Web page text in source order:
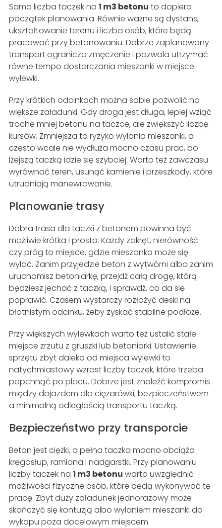
Sama liczba taczek na 1 m3 betonu to dopiero
początek planowania. Równie ważne są dystans,
ukształtowanie terenu i liczba osób, które będą
pracować przy betonowaniu. Dobrze zaplanowany
transport ogranicza zmęczenie i pozwala utrzymać
równe tempo dostarczania mieszanki w miejsce
wylewki.
Przy krótkich odcinkach można sobie pozwolić na
większe załadunki. Gdy droga jest długa, lepiej wziąć
trochę mniej betonu na taczce, ale zwiększyć liczbę
kursów. Zmniejsza to ryzyko wylania mieszanki, a
często wcale nie wydłuża mocno czasu prac, bo
lżejszą taczką idzie się szybciej. Warto też zawczasu
wyrównać teren, usunąć kamienie i przeszkody, które
utrudniają manewrowanie.
Planowanie trasy
Dobra trasa dla taczki z betonem powinna być
możliwie krótka i prosta. Każdy zakręt, nierówność
czy próg to miejsce, gdzie mieszanka może się
wylać. Zanim przyjedzie beton z wytwórni albo zanim
uruchomisz betoniarkę, przejdź całą drogę, którą
będziesz jechać z taczką, i sprawdź, co da się
poprawić. Czasem wystarczy rozłożyć deski na
błotnistym odcinku, żeby zyskać stabilne podłoże.
Przy większych wylewkach warto też ustalić stałe
miejsce zrzutu z gruszki lub betoniarki. Ustawienie
sprzętu zbyt daleko od miejsca wylewki to
natychmiastowy wzrost liczby taczek, które trzeba
popchnąć po placu. Dobrze jest znaleźć kompromis
między dojazdem dla ciężarówki, bezpieczeństwem
a minimalną odległością transportu taczką.
Bezpieczeństwo przy transporcie
Beton jest ciężki, a pełna taczka mocno obciąża
kręgosłup, ramiona i nadgarstki. Przy planowaniu
liczby taczek na 1 m3 betonu warto uwzględnić
możliwości fizyczne osób, które będą wykonywać tę
pracę. Zbyt duży załadunek jednorazowy może
skończyć się kontuzją albo wylaniem mieszanki do
wykopu poza docelowym miejscem.